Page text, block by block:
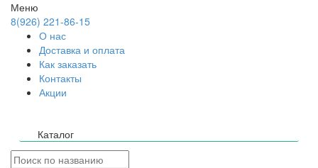
Меню
8(926) 221-86-15
О нас
Доставка и оплата
Как заказать
Контакты
Акции
Каталог